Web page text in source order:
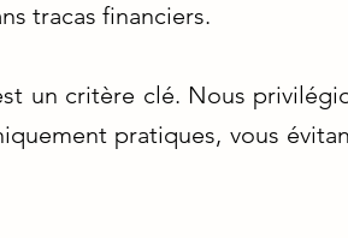
tracas financiers.
un critère clé. Nous
pratiques, vous